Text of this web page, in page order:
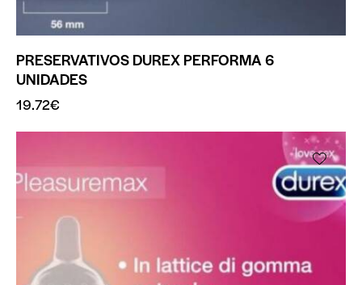
PRESERVATIVOS DUREX PERFORMA 6
UNIDADES
19.72€